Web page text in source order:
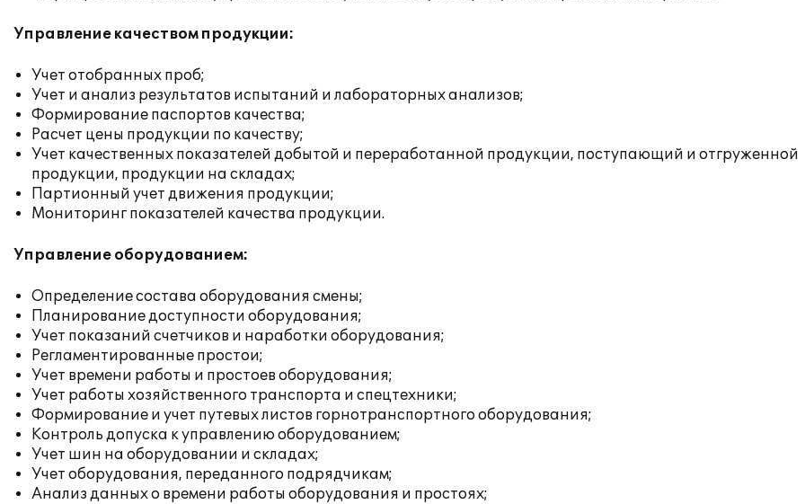
Управление качеством продукции:
Учет отобранных проб;
Учет и анализ результатов испытаний и лабораторных анализов;
Формирование паспортов качества;
Расчет цены продукции по качеству;
Учет качественных показателей добытой и переработанной продукции, поступающий и отгруженной
продукции, продукции на складах;
Партионный учет движения продукции;
Мониторинг показателей качества продукции.
Управление оборудованием:
Определение состава оборудования смены;
Планирование доступности оборудования;
Учет показаний счетчиков и наработки оборудования;
Регламентированные простои;
Учет времени работы и простоев оборудования;
Учет работы хозяйственного транспорта и спецтехники;
Формирование и учет путевых листов горнотранспортного оборудования;
Контроль допуска к управлению оборудованием;
Учет шин на оборудовании и складах;
Учет оборудования, переданного подрядчикам;
Анализ данных о времени работы оборудования и простоях;